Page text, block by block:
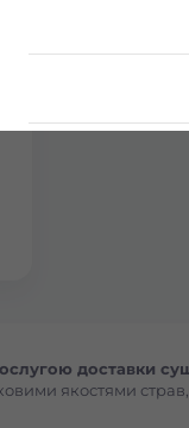
доставки
якостями страв,